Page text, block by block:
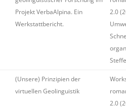
Projekt VerbaAlpina. Ein
Werkstattbericht.
2.0
(Unsere) Prinzipien der
virtuellen Geolinguistik
2.0